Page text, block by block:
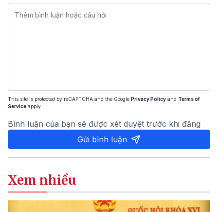
This site is protected by reCAPTCHA and the Google Privacy Policy and Terms of
Service apply.
Bình luận của bạn sẽ được xét duyệt trước khi đăng
Gửi bình luận
Xem nhiều